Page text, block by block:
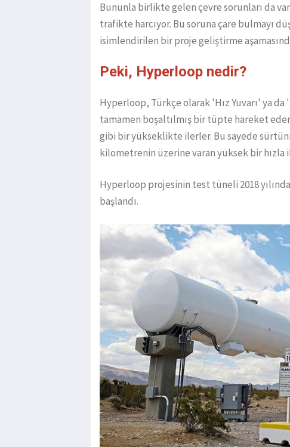
Bununla birlikte gelen çevre sorunları da
trafikte harcıyor. Bu soruna çare bulmayı
isimlendirilen bir proje geliştirme
Peki, Hyperloop nedir?
Hyperloop, Türkçe olarak 'Hız Yuvarı' ya da
tamamen boşaltılmış bir tüpte hareket eder
gibi bir yükseklikte ilerler. Bu sayede
kilometrenin üzerine varan yüksek bir hızla
Hyperloop projesinin test tüneli 2018
başlandı.